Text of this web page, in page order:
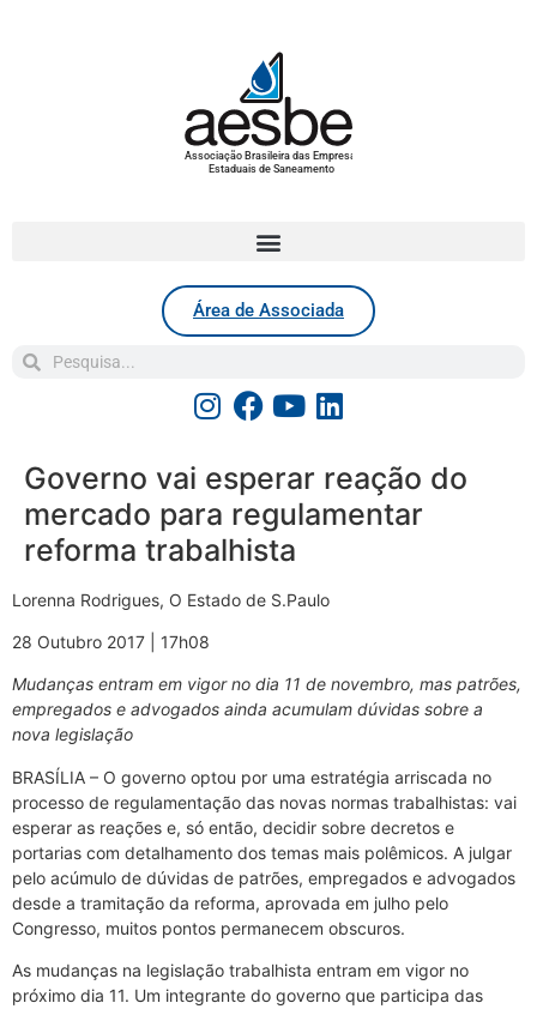
Associação Brasileira das Empresas
Estaduais de Saneamento
Área de Associada
Governo vai esperar reação do
mercado para regulamentar
reforma trabalhista
Lorenna Rodrigues, O Estado de S.Paulo
28 Outubro 2017 | 17h08
Mudanças entram em vigor no dia 11 de novembro, mas patrões,
empregados e advogados ainda acumulam dúvidas sobre a
nova legislação
BRASÍLIA – O governo optou por uma estratégia arriscada no
processo de regulamentação das novas normas trabalhistas: vai
esperar as reações e, só então, decidir sobre decretos e
portarias com detalhamento dos temas mais polêmicos. A julgar
pelo acúmulo de dúvidas de patrões, empregados e advogados
desde a tramitação da reforma, aprovada em julho pelo
Congresso, muitos pontos permanecem obscuros.
As mudanças na legislação trabalhista entram em vigor no
próximo dia 11. Um integrante do governo que participa das